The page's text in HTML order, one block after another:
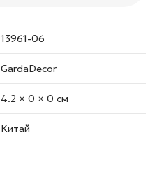
13961-06
GardaDecor
4.2 × 0 × 0 cм
Китай